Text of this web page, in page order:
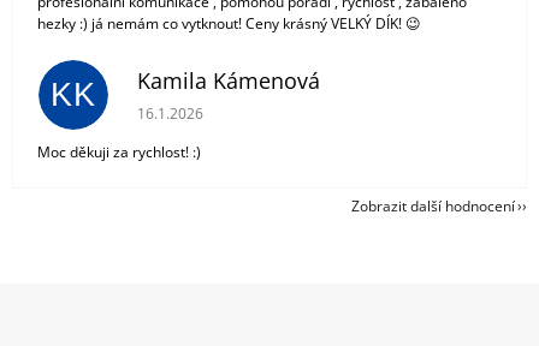
hezky :) já nemám co vytknout! Ceny krásný VELKÝ DÍK! 😉
KK Kamila Kámenová
Hodnocení obchodu je 5 z 5 hvězdiček.
16.1.2026
Moc děkuji za rychlost! :)
Zobrazit další hodnocení